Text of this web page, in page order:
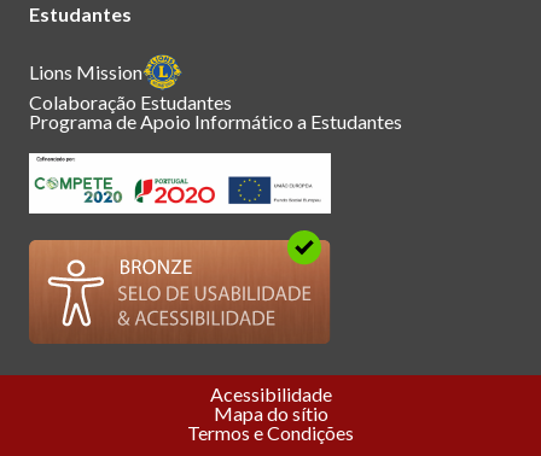
Estudantes
Lions Mission
Colaboração Estudantes
Programa de Apoio Informático a Estudantes
Acessibilidade
Mapa do sítio
Termos e Condições